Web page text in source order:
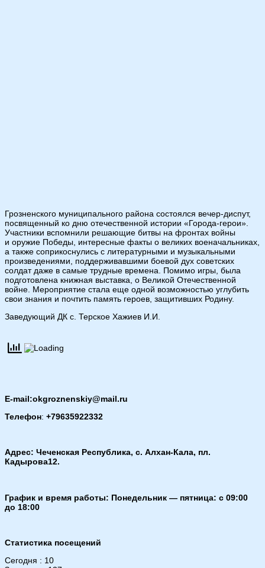
Грозненского муниципального района состоялся вечер-диспут,
посвященный ко дню отечественной истории «Города-герои».
Участники вспомнили решающие битвы на фронтах войны
и оружие Победы, интересные факты о великих военачальниках,
а также соприкоснулись с литературными и музыкальными
произведениями, поддерживавшими боевой дух советских
солдат даже в самые трудные времена. Помимо игры, была
подготовлена книжная выставка, о Великой Отечественной
войне. Мероприятие стала еще одной возможностью углубить
свои знания и почтить память героев, защитивших Родину.
Заведующий ДК с. Терское Хажиев И.И.
E-mail:okgroznenskiy@mail.ru
Телефон: +79635922332
Адрес: Чеченская Республика, с. Алхан-Кала, пл.
Кадырова12.
График и время работы: Понедельник — пятница: с 09:00
до 18:00
Статистика посещений
Сегодня : 10